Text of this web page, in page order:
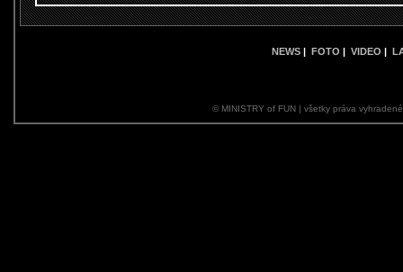
NEWS | FOTO | VIDEO |
© MINISTRY of FUN | všetky práva